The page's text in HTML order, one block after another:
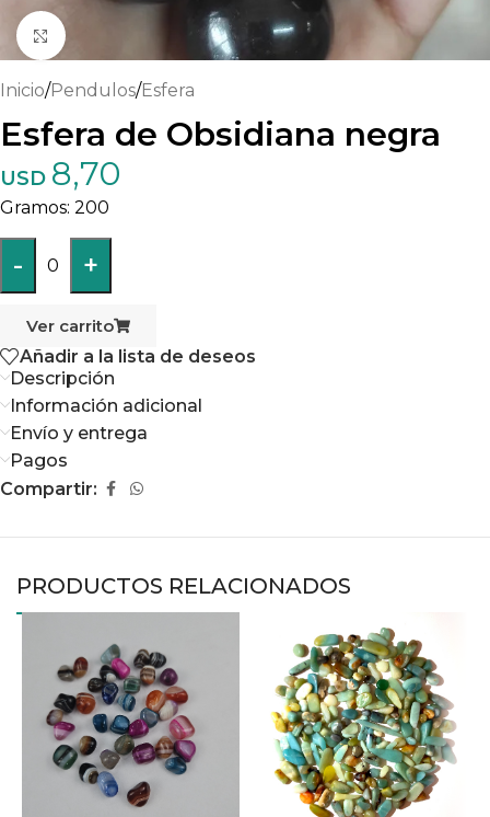
Haga clic para ampliar
Inicio/Pendulos/Esfera
Esfera de Obsidiana negra
USD 8,70
200
- 0 +
Ver carrito
Añadir a la lista de deseos
Descripción
Información adicional
Envío y entrega
Pagos
Compartir:
PRODUCTOS RELACIONADOS